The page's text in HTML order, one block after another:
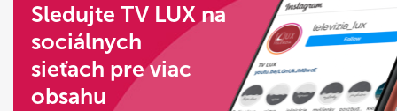
Sledujte TV LUX na
sociálnych
sieťach pre viac
obsahu